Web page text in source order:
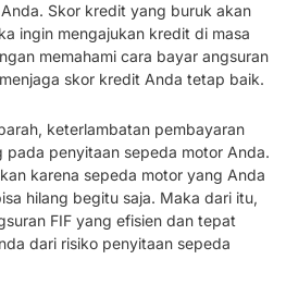
Skor kredit yang buruk akan
ingin mengajukan kredit di masa
memahami cara bayar angsuran
skor kredit Anda tetap baik.
keterlambatan pembayaran
pada penyitaan sepeda motor Anda.
karena sepeda motor yang Anda
hilang begitu saja. Maka dari itu,
FIF yang efisien dan tepat
dari risiko penyitaan sepeda